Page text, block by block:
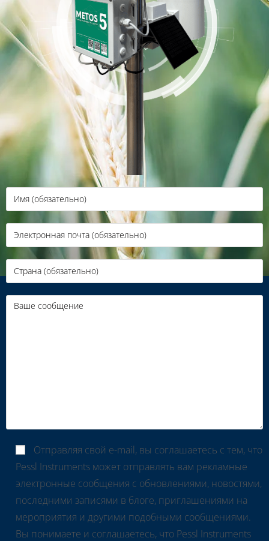
Отправляя свой e-mail, вы соглашаетесь с тем, что
Pessl Instruments может отправлять вам рекламные
электронные сообщения с обновлениями, новостями,
последними записями в блоге, приглашениями на
мероприятия и другими подобными сообщениями.
Вы понимаете и соглашаетесь, что Pessl Instruments